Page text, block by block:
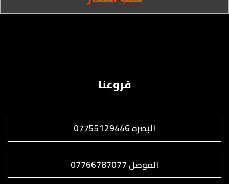
فروعنا
البصرة 07755129446
الموصل 07766787077